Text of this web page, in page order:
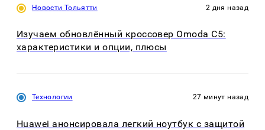
Новости Тольятти 2 дня назад
Изучаем обновлённый кроссовер Omoda C5:
характеристики и опции, плюсы
Технологии 27 минут назад
Huawei анонсировала легкий ноутбук с защитой